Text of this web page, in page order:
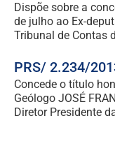
Dispõe sobre a
de julho ao Ex-
Tribunal de Contas
PRS/ 2.234/
Concede o título
Geólogo JOSÉ
Diretor Presidente